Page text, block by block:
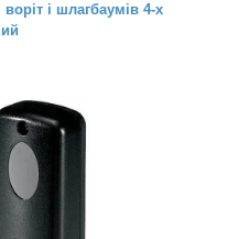
і шлагбаумів 4-х